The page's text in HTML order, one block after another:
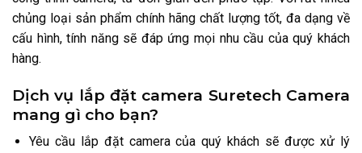
chủng loại sản phẩm chính hãng chất lượng tốt, đa dạng về
cấu hình, tính năng sẽ đáp ứng mọi nhu cầu của quý khách
hàng.
Dịch vụ lắp đặt camera Suretech Camera
mang gì cho bạn?
Yêu cầu lắp đặt camera của quý khách sẽ được xử lý